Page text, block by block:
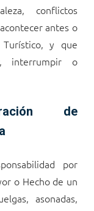
conflictos
antes o
y que
interrumpir o
de
por
o Hecho de un
asonadas,